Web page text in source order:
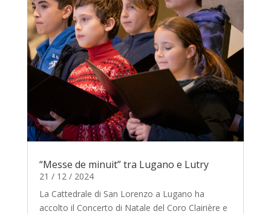
“Messe de minuit” tra Lugano e Lutry
21 / 12 / 2024
La Cattedrale di San Lorenzo a Lugano ha
accolto il Concerto di Natale del Coro Clairière e